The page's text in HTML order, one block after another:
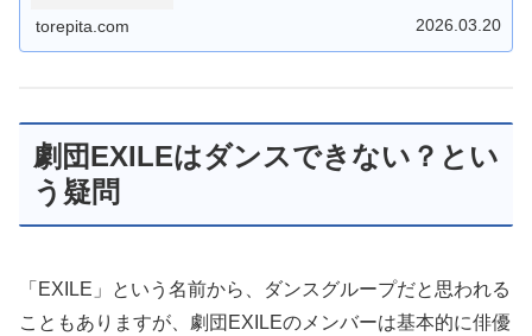
torepita.com 2026.03.20
劇団EXILEはダンスできない？とい
う疑問
「EXILE」という名前から、ダンスグループだと思われる
こともありますが、劇団EXILEのメンバーは基本的に俳優